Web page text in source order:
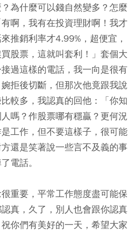
為什麼可以錢自然變多？怎麼
啊，我有在投資理財啊！我才
推銷利率才4.99%，超便宜，
股票，這就叫套利！」套個大
過這樣的電話，我一向是很有
拒後切斷，但那次他竟跟我說
較多，我認真的回他：「你知
嗎？作股票哪有穩贏？更何況
工作，但不要這樣子，很可能
還是笑著說一些言不及義的事
電話。
重要，平常工作態度盡可能保
真，久了，別人也會跟你認真
你們有美好的一天，希望大家